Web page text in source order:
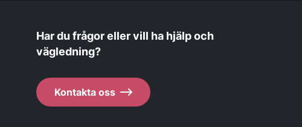
Har du frågor eller vill ha hjälp och
vägledning?
Kontakta oss